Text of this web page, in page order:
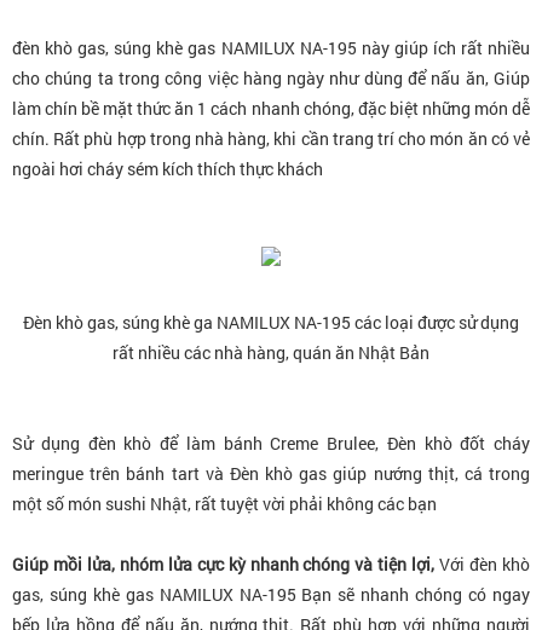
đèn khò gas, súng khè gas NAMILUX NA-195 này giúp ích rất nhiều
cho chúng ta trong công việc hàng ngày như dùng để nấu ăn, Giúp
làm chín bề mặt thức ăn 1 cách nhanh chóng, đặc biệt những món dễ
chín. Rất phù hợp trong nhà hàng, khi cần trang trí cho món ăn có vẻ
ngoài hơi cháy sém kích thích thực khách
Đèn khò gas, súng khè ga NAMILUX NA-195 các loại được sử dụng
rất nhiều các nhà hàng, quán ăn Nhật Bản
Sử dụng đèn khò để làm bánh Creme Brulee, Đèn khò đốt cháy
meringue trên bánh tart và Đèn khò gas giúp nướng thịt, cá trong
một số món sushi Nhật, rất tuyệt vời phải không các bạn
Giúp mồi lửa, nhóm lửa cực kỳ nhanh chóng và tiện lợi, Với đèn khò
gas, súng khè gas NAMILUX NA-195 Bạn sẽ nhanh chóng có ngay
bếp lửa hồng để nấu ăn, nướng thịt. Rất phù hợp với những người